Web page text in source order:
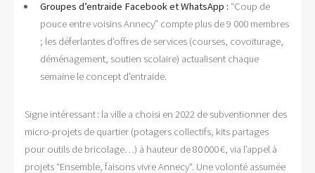
Groupes d’entraide Facebook et WhatsApp : “Coup de
pouce entre voisins Annecy” compte plus de 9 000 membres
; les déferlantes d’offres de services (courses, covoiturage,
déménagement, soutien scolaire) actualisent chaque
semaine le concept d’entraide.
Signe intéressant : la ville a choisi en 2022 de subventionner des
micro-projets de quartier (potagers collectifs, kits partages
pour outils de bricolage…) à hauteur de 80 000 €, via l’appel à
projets “Ensemble, faisons vivre Annecy“. Une volonté assumée